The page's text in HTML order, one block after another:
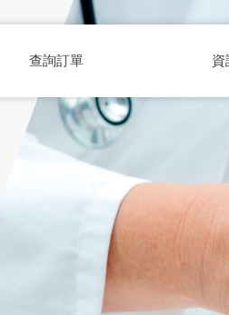
查詢訂單 資